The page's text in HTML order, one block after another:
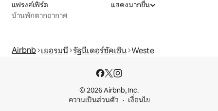
แฟรงค์เฟิร์ต
บ้านพักตากอากาศ
แสดงมากขึ้น
Airbnb เยอรมนี รัฐนีเดอร์ซัคเซิน Weste
© 2026 Airbnb, Inc.
ความเป็นส่วนตัว
เงื่อนไข